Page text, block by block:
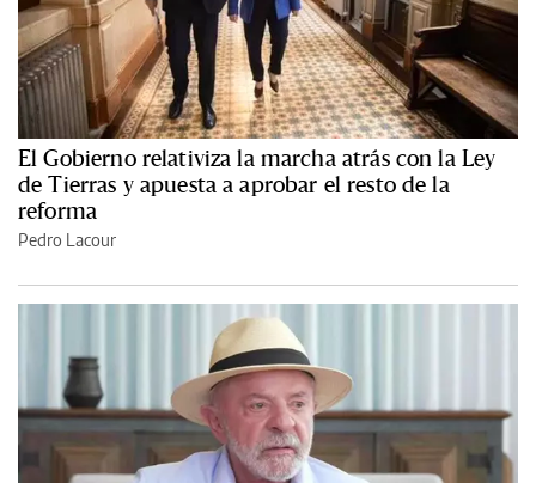
El Gobierno relativiza la marcha atrás con la Ley
de Tierras y apuesta a aprobar el resto de la
reforma
Pedro Lacour